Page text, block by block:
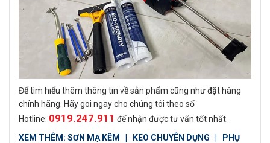
Để tìm hiểu thêm thông tin về sản phẩm cũng như đặt hàng
chính hãng. Hãy goi ngay cho chúng tôi theo số
Hotline: 0919.247.911 để nhận được tư vấn tốt nhất.
XEM THÊM: SƠN MẠ KẼM KEO CHUYÊN DỤNG
PHỤ